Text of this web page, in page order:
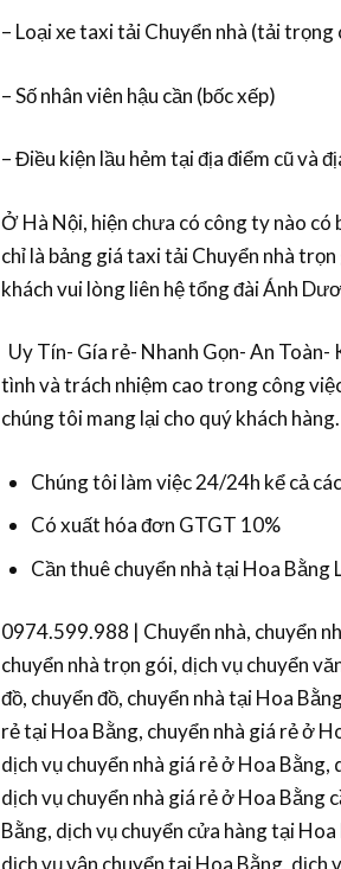
– Loại xe taxi tải Chuyển nhà (tải trọng
– Số nhân viên hậu cần (bốc xếp)
– Điều kiện lầu hẻm tại địa điểm cũ và
Ở Hà Nội, hiện chưa có công ty nào có
chỉ là bảng giá taxi tải Chuyển nhà
khách vui lòng liên hệ tổng đài Ánh
Uy Tín- Gía rẻ- Nhanh Gọn- An
tình và trách nhiệm cao trong công
chúng tôi mang lại cho quý khách hàng.
Chúng tôi làm việc 24/24h kể cả
Có xuất hóa đơn GTGT 10%
Cần thuê chuyển nhà tại Hoa Bằng
0974.599.988 | Chuyển nhà, chuyển
chuyển nhà trọn gói, dịch vụ chuyển
đồ, chuyển đồ, chuyển nhà tại Hoa
rẻ tại Hoa Bằng, chuyển nhà giá rẻ ở
dịch vụ chuyển nhà giá rẻ ở Hoa
dịch vụ chuyển nhà giá rẻ ở Hoa Bằng
Bằng, dịch vụ chuyển cửa hàng tại
dịch vụ vận chuyển tại Hoa Bằng, dịch